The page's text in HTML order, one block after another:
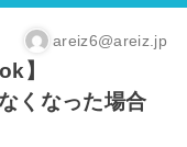
areiz6@areiz.jp
】
くなった場合